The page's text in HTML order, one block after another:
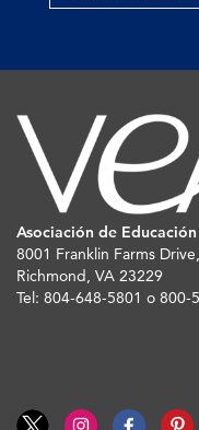
Asociación de
8001 Franklin Farms
Richmond, VA 23229
Tel: 804-648-5801 o 800-